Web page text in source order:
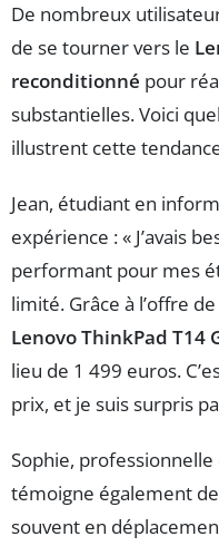
De nombreux
de se tourner vers le
reconditionné pour
substantielles. Voici
illustrent cette
Jean, étudiant en
expérience : « J’avais
performant pour mes
limité. Grâce à l’offre
Lenovo ThinkPad T14
lieu de 1 499 euros.
prix, et je suis surpris
Sophie,
témoigne également
souvent en